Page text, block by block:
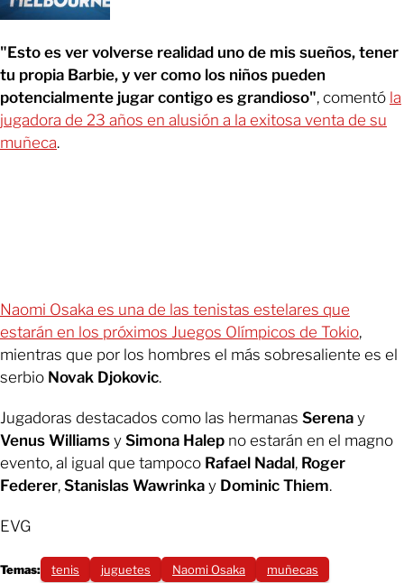
"Esto es ver volverse realidad uno de mis sueños, tener
tu propia Barbie, y ver como los niños pueden
potencialmente jugar contigo es grandioso", comentó la
jugadora de 23 años en alusión a la exitosa venta de su
muñeca.
Naomi Osaka es una de las tenistas estelares que
estarán en los próximos Juegos Olímpicos de Tokio,
mientras que por los hombres el más sobresaliente es el
serbio Novak Djokovic.
Jugadoras destacados como las hermanas Serena y
Venus Williams y Simona Halep no estarán en el magno
evento, al igual que tampoco Rafael Nadal, Roger
Federer, Stanislas Wawrinka y Dominic Thiem.
EVG
Temas: tenis juguetes Naomi Osaka muñecas